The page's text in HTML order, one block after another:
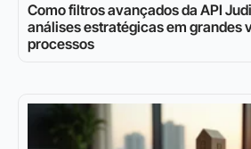
Como filtros avançados da API
análises estratégicas em grandes
processos